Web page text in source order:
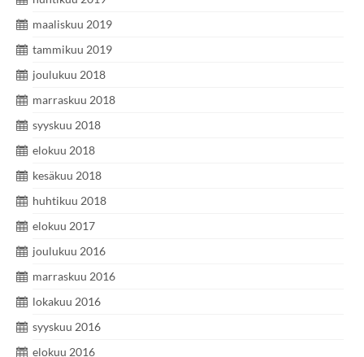
maaliskuu 2019
tammikuu 2019
joulukuu 2018
marraskuu 2018
syyskuu 2018
elokuu 2018
kesäkuu 2018
huhtikuu 2018
elokuu 2017
joulukuu 2016
marraskuu 2016
lokakuu 2016
syyskuu 2016
elokuu 2016